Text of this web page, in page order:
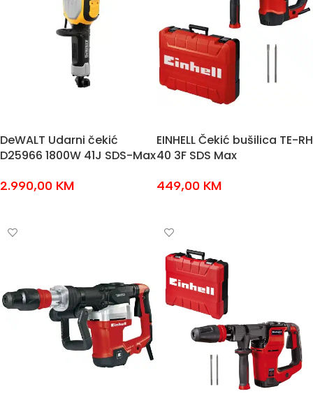
DeWALT Udarni čekić
D25966 1800W 41J SDS-Max
2.990,00 KM
EINHELL Čekić bušilica TE-RH
40 3F SDS Max
449,00 KM